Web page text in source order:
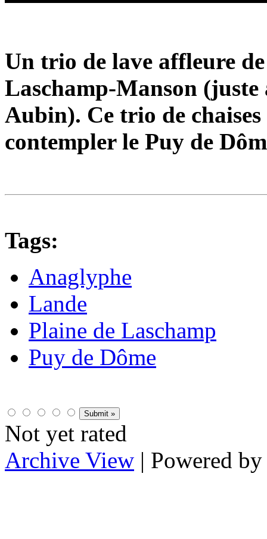
Un trio de lave affleure
Laschamp-Manson (juste
Aubin). Ce trio de
contempler le Puy de
Tags:
Anaglyphe
Lande
Plaine de Laschamp
Puy de Dôme
Not yet rated
Archive View | Powered